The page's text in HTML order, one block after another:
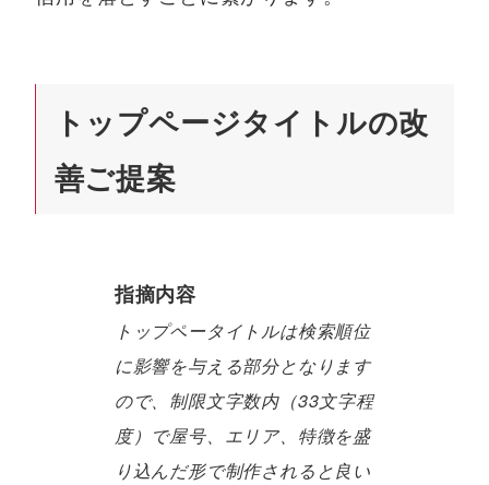
トップページタイトルの改
善ご提案
指摘内容
トップペータイトルは検索順位
に影響を与える部分となります
ので、制限文字数内（33文字程
度）で屋号、エリア、特徴を盛
り込んだ形で制作されると良い